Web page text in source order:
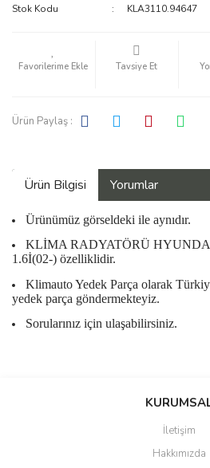
Stok Kodu
KLA3110.94647
Tavsiye Et
Ürün Paylaş :
Ürün Bilgisi Yorumlar
Ürünümüz görseldeki ile aynıdır.
KLİMA RADYATÖRÜ
1.6İ(02-) özelliklidir.
Klimauto Yedek Parça olarak
yedek parça göndermekteyiz.
Sorularınız için ulaşabilirsiniz.
Bu ürüne ilk yorumu
Yorum Yaz
İletişim
Hakkımızda